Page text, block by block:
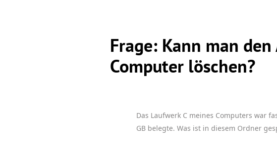
Frage: Kann man
Computer löschen?
Das Laufwerk C meines Computers war
GB belegte. Was ist in diesem Ordner